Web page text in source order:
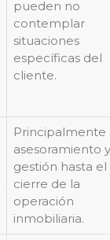
pueden no
contemplar
situaciones
específicas del
cliente.
Principalmente
asesoramiento y
gestión hasta el
cierre de la
operación
inmobiliaria.